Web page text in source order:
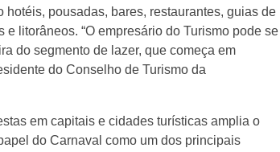
pousadas, bares, restaurantes, guias de
litorâneos. “O empresário do Turismo pode se
do segmento de lazer, que começa em
do Conselho de Turismo da
em capitais e cidades turísticas amplia o
do Carnaval como um dos principais